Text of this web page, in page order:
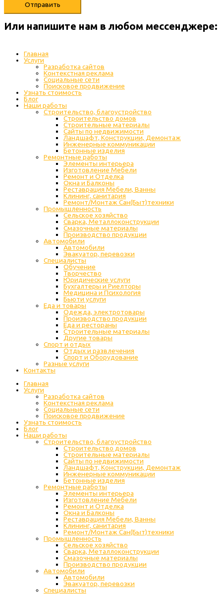
Отправить
Или напишите нам в любом месcенджере:
Главная
Услуги
Разработка сайтов
Контекстная реклама
Социальные сети
Поисковое продвижение
Узнать стоимость
Блог
Наши работы
Строительство, благоустройство
Строительство домов
Строительные материалы
Сайты по недвижимости
Ландшафт, Конструкции, Демонтаж
Инженерные коммуникации
Бетонные изделия
Ремонтные работы
Элементы интерьера
Изготовление Мебели
Ремонт и Отделка
Окна и Балконы
Реставрация Мебели, Ванны
Клининг, санитария
Ремонт/Монтаж Сан(Быт)техники
Промышленность
Cельское хозяйство
Сварка, Металлоконструкции
Cмазочные материалы
Производство продукции
Автомобили
Автомобили
Эвакуатор, перевозки
Специалисты
Обучение
Творчество
Юридические услуги
Бухгалтеры и Риелторы
Медицина и Психология
Бьюти услуги
Еда и товары
Одежда, электротовары
Производство продукции
Еда и рестораны
Строительные материалы
Другие товары
Спорт и отдых
Отдых и развлечения
Спорт и Оборудование
Разные услуги
Контакты
Главная
Услуги
Разработка сайтов
Контекстная реклама
Социальные сети
Поисковое продвижение
Узнать стоимость
Блог
Наши работы
Строительство, благоустройство
Строительство домов
Строительные материалы
Сайты по недвижимости
Ландшафт, Конструкции, Демонтаж
Инженерные коммуникации
Бетонные изделия
Ремонтные работы
Элементы интерьера
Изготовление Мебели
Ремонт и Отделка
Окна и Балконы
Реставрация Мебели, Ванны
Клининг, санитария
Ремонт/Монтаж Сан(Быт)техники
Промышленность
Cельское хозяйство
Сварка, Металлоконструкции
Cмазочные материалы
Производство продукции
Автомобили
Автомобили
Эвакуатор, перевозки
Специалисты